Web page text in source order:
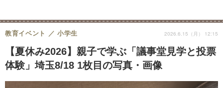
【夏休み2026】親子で学ぶ「議事堂見学と投票
体験」埼玉8/18 1枚目の写真・画像
教育イベント 小学生 2026.6.15（月） 12:15